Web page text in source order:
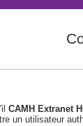
CAMH Extranet
un utilisateur